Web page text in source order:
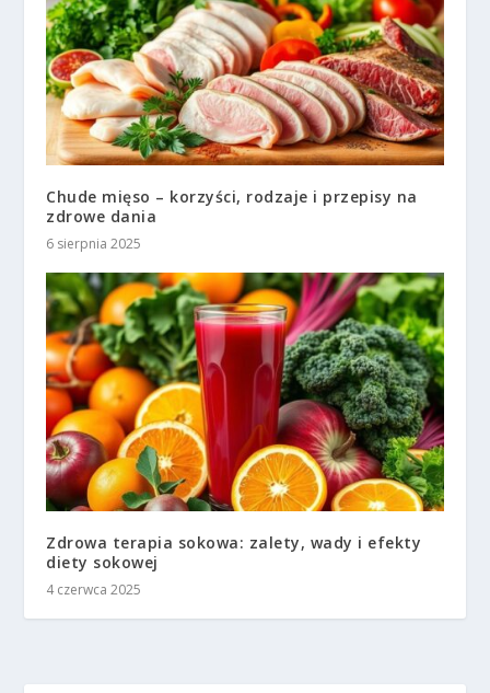
Chude mięso – korzyści, rodzaje i przepisy na
zdrowe dania
6 sierpnia 2025
Zdrowa terapia sokowa: zalety, wady i efekty
diety sokowej
4 czerwca 2025